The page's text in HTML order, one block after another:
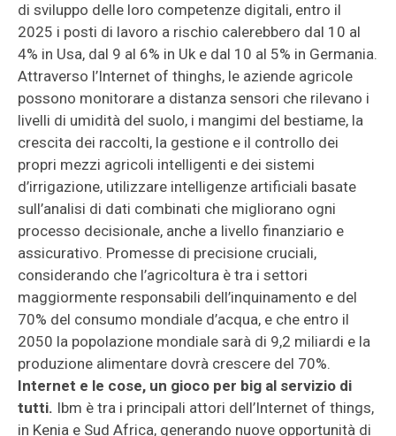
di sviluppo delle loro competenze digitali, entro il
2025 i posti di lavoro a rischio calerebbero dal 10 al
4% in Usa, dal 9 al 6% in Uk e dal 10 al 5% in Germania.
Attraverso l’Internet of thinghs, le aziende agricole
possono monitorare a distanza sensori che rilevano i
livelli di umidità del suolo, i mangimi del bestiame, la
crescita dei raccolti, la gestione e il controllo dei
propri mezzi agricoli intelligenti e dei sistemi
d’irrigazione, utilizzare intelligenze artificiali basate
sull’analisi di dati combinati che migliorano ogni
processo decisionale, anche a livello finanziario e
assicurativo. Promesse di precisione cruciali,
considerando che l’agricoltura è tra i settori
maggiormente responsabili dell’inquinamento e del
70% del consumo mondiale d’acqua, e che entro il
2050 la popolazione mondiale sarà di 9,2 miliardi e la
produzione alimentare dovrà crescere del 70%.
Internet e le cose, un gioco per big al servizio di
tutti. Ibm è tra i principali attori dell’Internet of things,
in Kenia e Sud Africa, generando nuove opportunità di